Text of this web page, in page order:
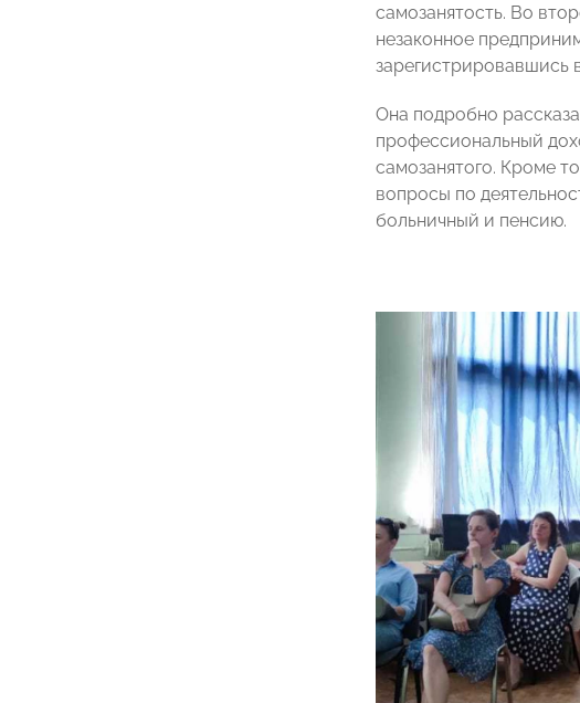
самозанятость. Во
незаконное
зарегистрировавшись
Она подробно
профессиональный
самозанятого. Кроме
вопросы по
больничный и пенсию.